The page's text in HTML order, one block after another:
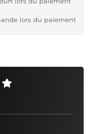
lors du paiement